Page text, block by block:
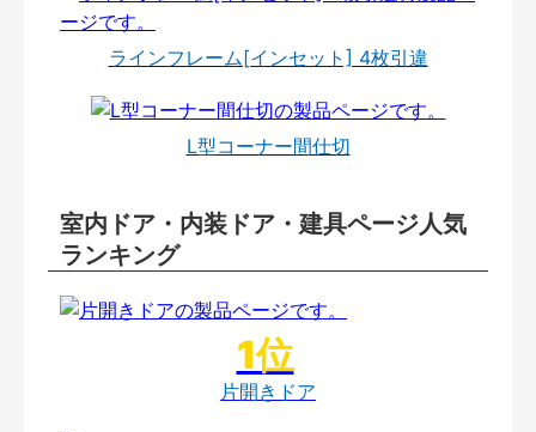
ラインフレーム[インセット] 4枚引違
L型コーナー間仕切
室内ドア・内装ドア・建具ページ人気
ランキング
片開きドア